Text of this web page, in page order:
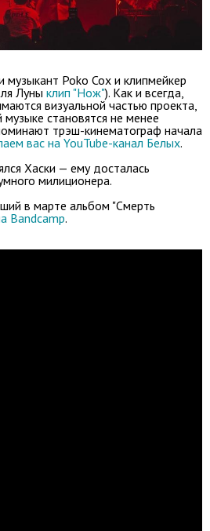
музыкант Poko Cox и клипмейкер
Луны клип "Нож"). Как и всегда,
визуальной частью проекта,
становятся не менее
трэш-кинематограф начала
вас на YouTube-канал Белых.
Хаски — ему досталась
милиционера.
в марте альбом "Смерть
Bandcamp.